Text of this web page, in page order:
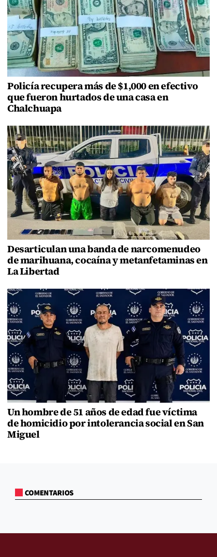
Policía recupera más de $1,000 en efectivo
que fueron hurtados de una casa en
Chalchuapa
Desarticulan una banda de narcomenudeo
de marihuana, cocaína y metanfetaminas en
La Libertad
Un hombre de 51 años de edad fue víctima
de homicidio por intolerancia social en San
Miguel
COMENTARIOS